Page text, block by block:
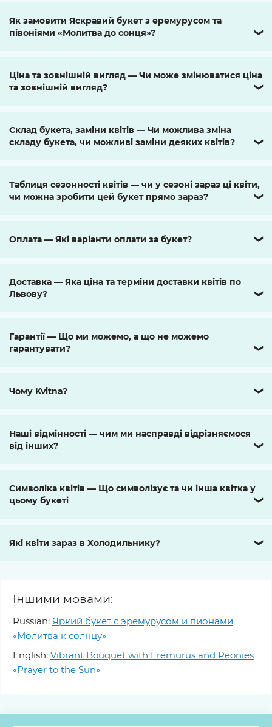
Як замовити Яскравий букет з еремурусом та
півоніями «Молитва до сонця»?
❯
Ціна та зовнішній вигляд — Чи може змінюватися ціна
та зовнішній вигляд?
❯
Склад букета, заміни квітів — Чи можлива зміна
складу букета, чи можливі заміни деяких квітів?
❯
Таблиця сезонності квітів — чи у сезоні зараз ці квіти,
чи можна зробити цей букет прямо зараз?
❯
Оплата — Які варіанти оплати за букет? ❯
Доставка — Яка ціна та терміни доставки квітів по
Львову?
❯
Гарантії — Що ми можемо, а що не можемо
гарантувати?
❯
Чому Kvitna? ❯
Наші відмінності — чим ми насправді відрізняємося
від інших?
❯
Символіка квітів — Що символізує та чи інша квітка у
цьому букеті
❯
Які квіти зараз в Холодильнику? ❯
Іншими мовами:
Russian: Яркий букет с эремурусом и пионами
«Молитва к солнцу»
English: Vibrant Bouquet with Eremurus and Peonies
«Prayer to the Sun»